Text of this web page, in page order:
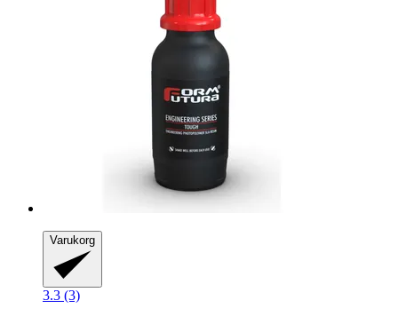
Varukorg
3.3 (3)